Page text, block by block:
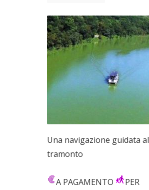
Una navigazione guidata al
tramonto
A PAGAMENTO
PER